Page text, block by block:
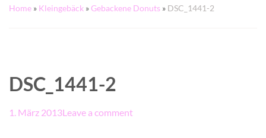
Home » Kleingebäck »Gebackene Donuts » DSC_1441-2
DSC_1441-2
1. März 2013Leave a comment